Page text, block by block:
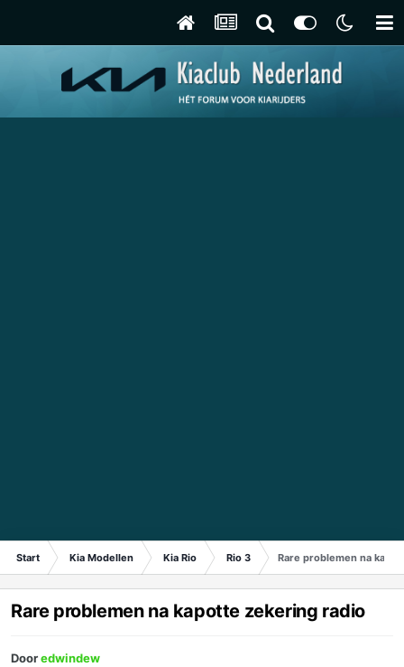
Start Kia Modellen Kia Rio Rio 3 Rare problemen na
Rare problemen na kapotte zekering radio
Dooredwindew